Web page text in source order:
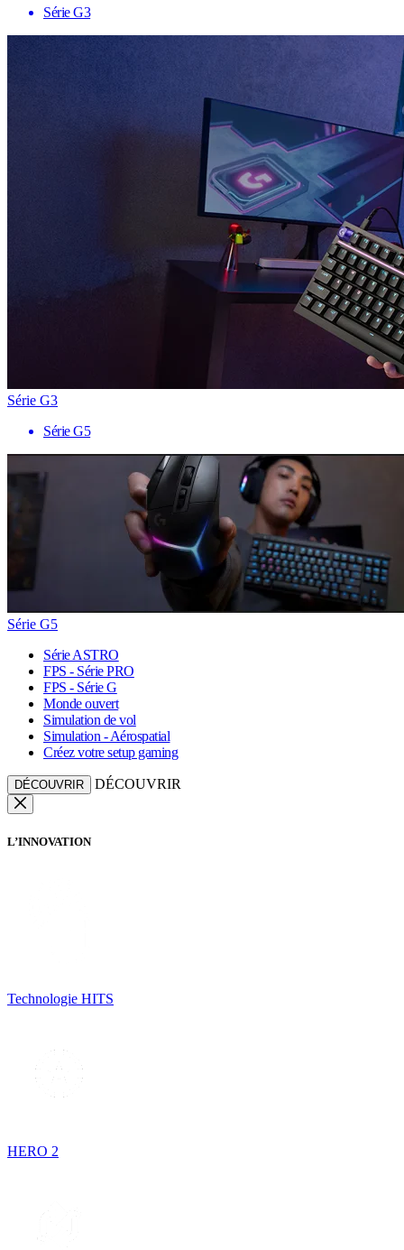
Série G3
Série G3
Série G5
Série G5
Série ASTRO
FPS - Série PRO
FPS - Série G
Monde ouvert
Simulation de vol
Simulation - Aérospatial
Créez votre setup gaming
DÉCOUVRIR DÉCOUVRIR
L’INNOVATION
Technologie HITS
HERO 2